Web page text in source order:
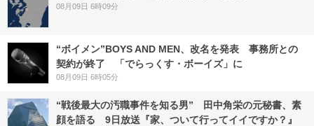
08月09日 6時09分
“ボイメン”BOYS AND MEN、改名を発表 事務所との
契約が終了 「でらっくす・ボーイズ」に
08月09日 6時05分
“戦後最大の汚職事件を知る男” 田中角栄の元秘書、素
顔を語る 9日放送『家、ついて行ってイイですか？』